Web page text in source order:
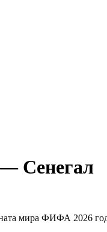
Сенегал
мира ФИФА 2026